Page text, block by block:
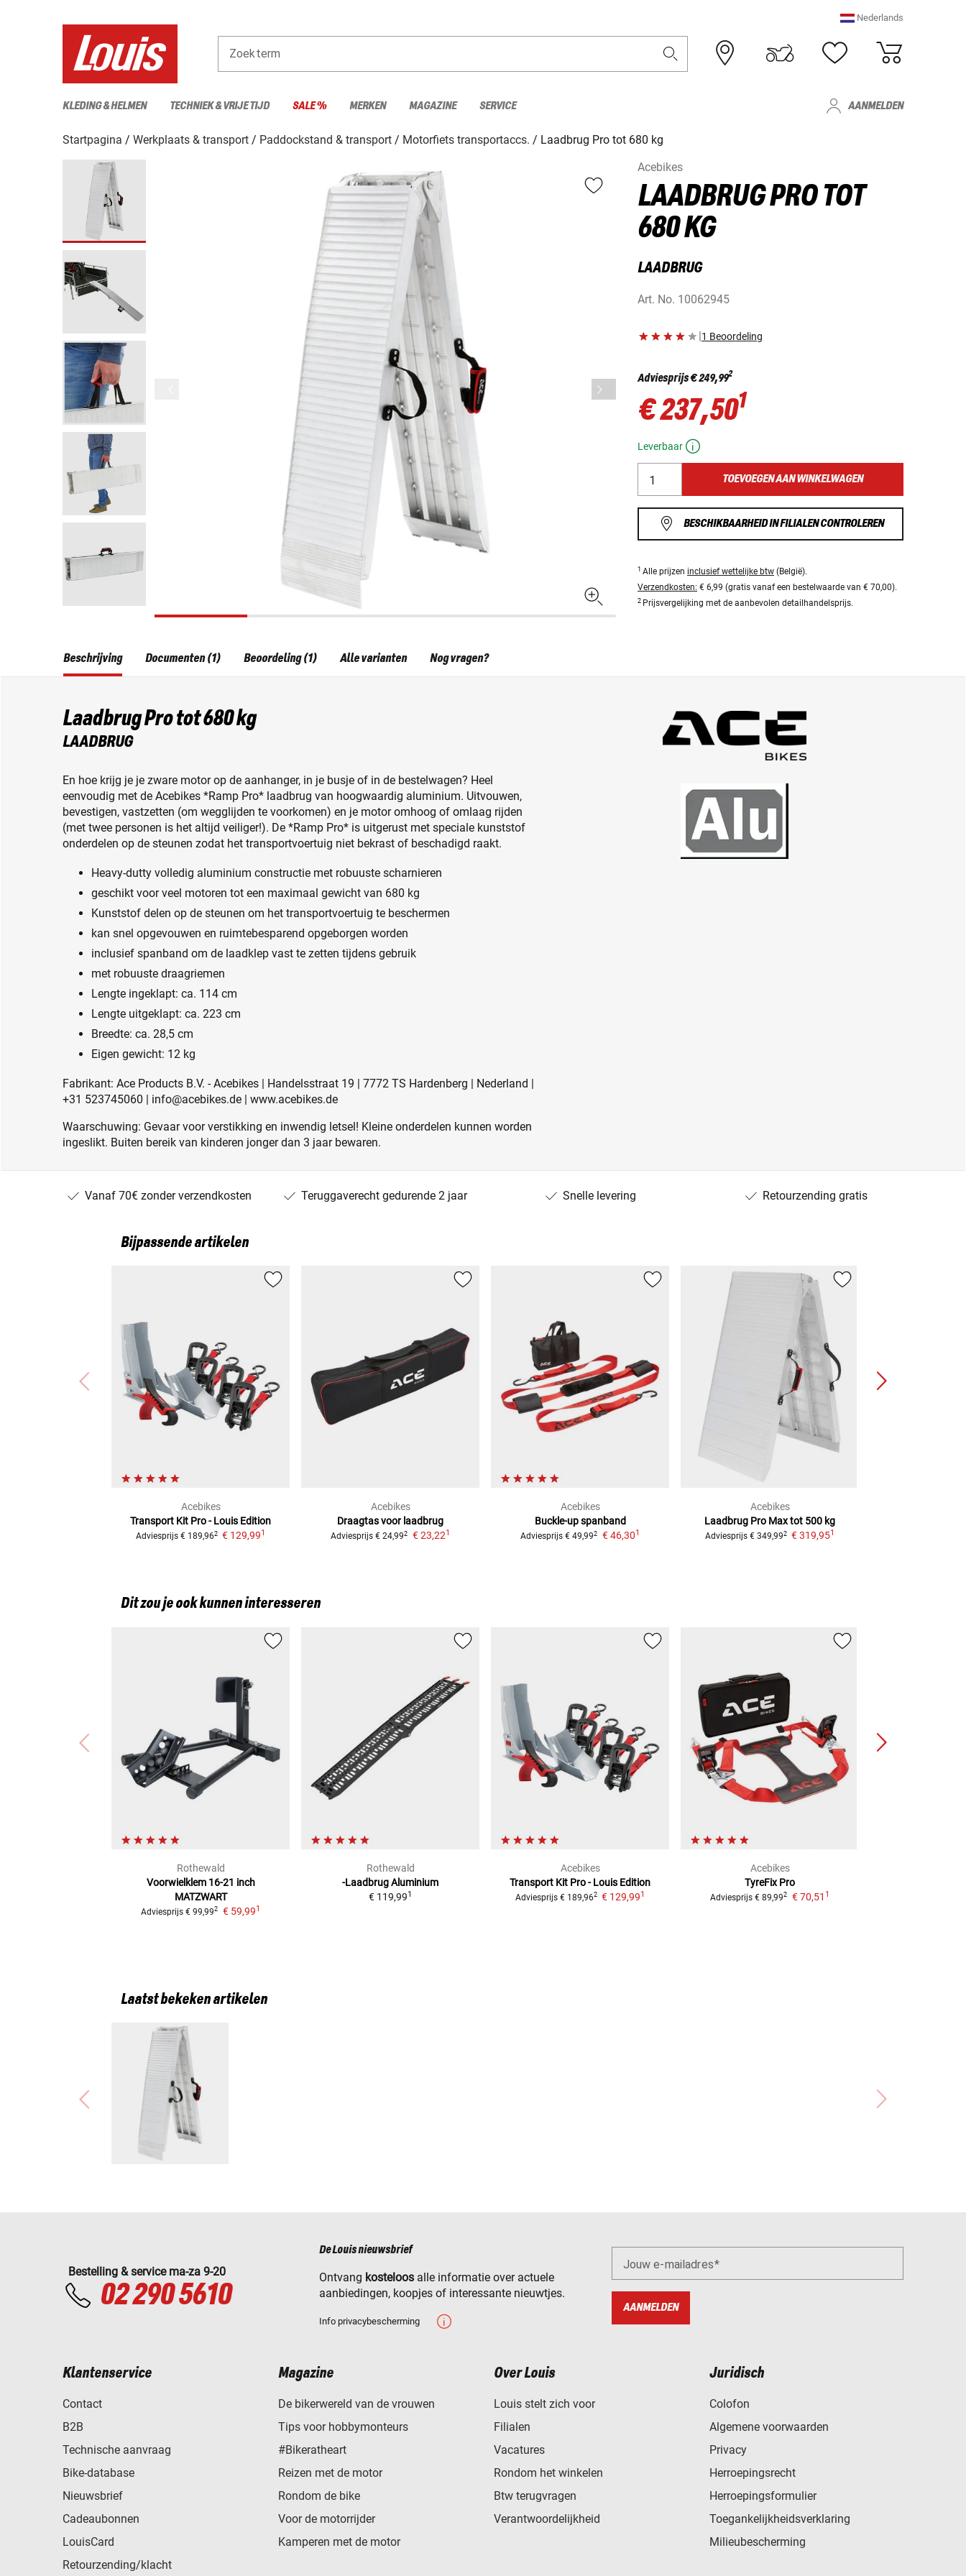
Nederlands
Zoekterm
KLEDING & HELMEN TECHNIEK & VRIJE TIJD SALE % MERKEN MAGAZINE SERVICE AANMELDEN
Startpagina Werkplaats & transport Paddockstand & transport Motorfiets transportaccs.
Laadbrug Pro tot 680 kg
Acebikes
LAADBRUG PRO TOT
680 KG
LAADBRUG
Art. No. 10062945
|1 Beoordeling
Adviesprijs€ 249,992
€ 237,501
Leverbaar
TOEVOEGEN AAN WINKELWAGEN
BESCHIKBAARHEID IN FILIALEN CONTROLEREN
1 Alle prijzen inclusief wettelijke btw (België).
Verzendkosten: € 6,99 (gratis vanaf een bestelwaarde van € 70,00).
2 Prijsvergelijking met de aanbevolen detailhandelsprijs.
Beschrijving
Laadbrug Pro tot 680 kg
LAADBRUG
En hoe krijg je je zware motor op de aanhanger, in je busje of in de bestelwagen? Heel
eenvoudig met de Acebikes *Ramp Pro* laadbrug van hoogwaardig aluminium. Uitvouwen,
bevestigen, vastzetten (om wegglijden te voorkomen) en je motor omhoog of omlaag rijden
(met twee personen is het altijd veiliger!). De *Ramp Pro* is uitgerust met speciale kunststof
onderdelen op de steunen zodat het transportvoertuig niet bekrast of beschadigd raakt.
Heavy-dutty volledig aluminium constructie met robuuste scharnieren
geschikt voor veel motoren tot een maximaal gewicht van 680 kg
Kunststof delen op de steunen om het transportvoertuig te beschermen
kan snel opgevouwen en ruimtebesparend opgeborgen worden
inclusief spanband om de laadklep vast te zetten tijdens gebruik
met robuuste draagriemen
Lengte ingeklapt: ca. 114 cm
Lengte uitgeklapt: ca. 223 cm
Breedte: ca. 28,5 cm
Eigen gewicht: 12 kg
Fabrikant: Ace Products B.V. - Acebikes | Handelsstraat 19 | 7772 TS Hardenberg | Nederland |
+31 523745060 | info@acebikes.de | www.acebikes.de
Waarschuwing: Gevaar voor verstikking en inwendig letsel! Kleine onderdelen kunnen worden
ingeslikt. Buiten bereik van kinderen jonger dan 3 jaar bewaren.
Documenten (1) Beoordeling (1) Alle varianten Nog vragen?
Vanaf 70€ zonder verzendkosten Teruggaverecht gedurende 2 jaar Snelle levering Retourzending gratis
Bijpassende artikelen
Acebikes
Transport Kit Pro - Louis Edition
Adviesprijs € 189,962 € 129,991
Acebikes
Draagtas voor laadbrug
Adviesprijs € 24,992 € 23,221
Acebikes
Buckle-up spanband
Adviesprijs € 49,992 € 46,301
Acebikes
Laadbrug Pro Max tot 500 kg
Adviesprijs € 349,992 € 319,951
Dit zou je ook kunnen interesseren
Rothewald
Voorwielklem 16-21 inch
MATZWART
Adviesprijs € 99,992 € 59,991
Rothewald
-Laadbrug Aluminium
€ 119,991
Acebikes
Transport Kit Pro - Louis Edition
Adviesprijs € 189,962 € 129,991
Acebikes
TyreFix Pro
Adviesprijs € 89,992 € 70,51 1
Laatst bekeken artikelen
Bestelling & service ma-za 9-20
02 290 5610
De Louis nieuwsbrief
Ontvang kosteloos alle informatie over actuele
aanbiedingen, koopjes of interessante nieuwtjes.
Info privacybescherming
Jouw e-mailadres
AANMELDEN
Klantenservice
Contact
B2B
Technische aanvraag
Bike-database
Nieuwsbrief
Cadeaubonnen
LouisCard
Retourzending/klacht
Magazine
De bikerwereld van de vrouwen
Tips voor hobbymonteurs
#Bikeratheart
Reizen met de motor
Rondom de bike
Voor de motorrijder
Kamperen met de motor
Over Louis
Louis stelt zich voor
Filialen
Vacatures
Rondom het winkelen
Btw terugvragen
Verantwoordelijkheid
Juridisch
Colofon
Algemene voorwaarden
Privacy
Herroepingsrecht
Herroepingsformulier
Toegankelijkheidsverklaring
Milieubescherming